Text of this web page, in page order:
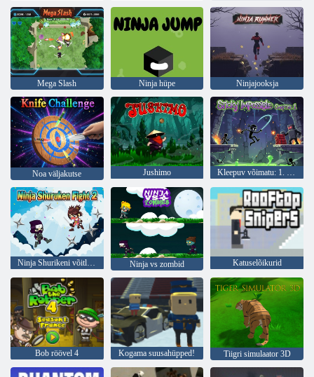
Mega Slash Ninja hüpe Ninjajooksja
Noa väljakutse Jushimo Kleepuv võimatu: 1. peatükk
Ninja Shurikeni võitlus 2 Ninja vs zombid Katuselõikurid
Bob röövel 4 Kogama suusahüpped! Tiigri simulaator 3D